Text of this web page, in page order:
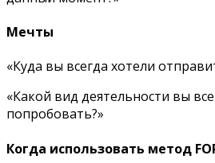
Мечты
«Куда вы всегда хотели
«Какой вид деятельности вы
попробовать?»
Когда использовать метод